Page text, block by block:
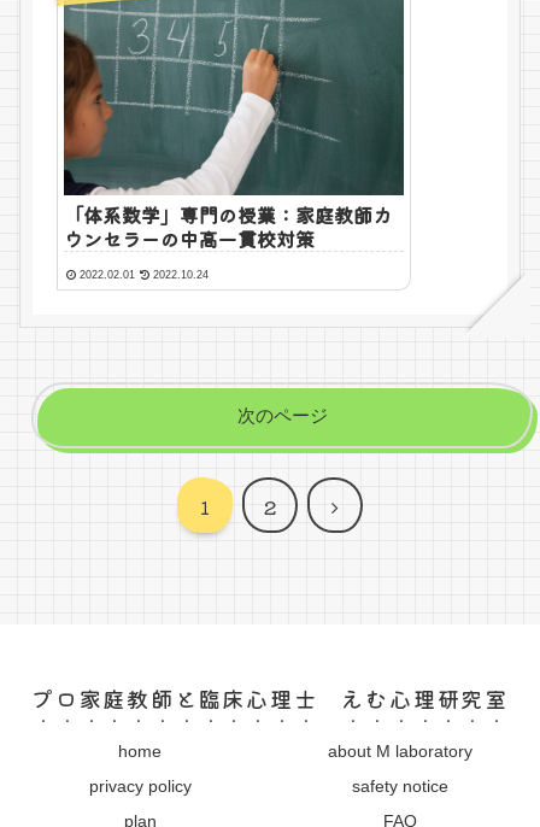
「体系数学」専門の授業：家庭教師カ
ウンセラーの中高一貫校対策
2022.02.01 2022.10.24
次のページ
1 2
次
プロ家庭教師と臨床心理士 えむ心理研究室
home
about M laboratory
privacy policy
safety notice
plan
FAQ